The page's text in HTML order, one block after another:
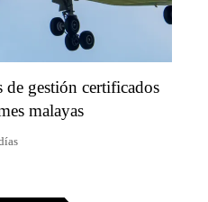
de gestión certificados
malayas